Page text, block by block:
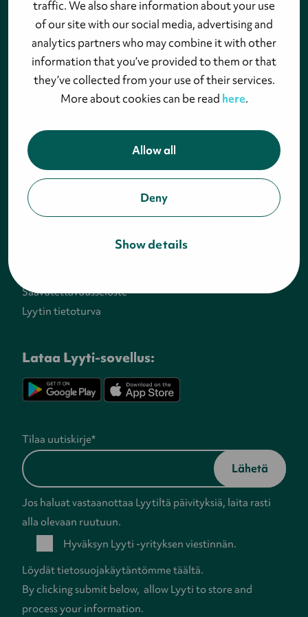
traffic. We also share information about your use
of our site with our social media, advertising and
analytics partners who may combine it with other
information that you’ve provided to them or that
they’ve collected from your use of their services.
More about cookies can be read here.
Allow all
Deny
Show details
Ominaisuudet
Experience Value Score
(EVS)
Hinta
Integraatiot
Tietosuoja
Asiakastarinat
Online-koulutukset
Tukiportaali
Blogi
Yritys
Tarinamme
Ota yhteyttä
Saavutettavuusseloste
Lyytin tietoturva
Myynti
Asiakaspalvelu
Tilaa uutiskirje*
Jos haluat vastaanottaa Lyytiltä päivityksiä, laita rasti
alla olevaan ruutuun.
Hyväksyn Lyyti -yrityksen viestinnän.
Löydät tietosuojakäytäntömme täältä.
By clicking submit below, allow Lyyti to store and
process your information.
Lataa Lyyti-sovellus: